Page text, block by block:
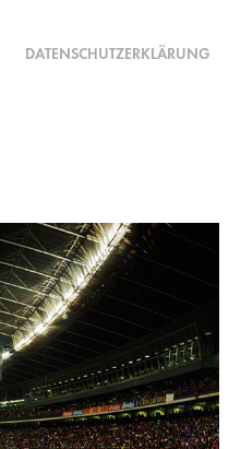
DATENSCHUTZERKLÄRUNG